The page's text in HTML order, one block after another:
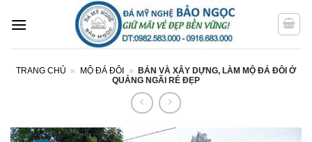
qua
TRANG CHỦ » MỘ ĐÁ ĐÔI »
BÁN VÀ XÂY DỰNG, LÀM MỘ ĐÁ ĐÔI Ở
QUẢNG NGÃI RẺ ĐẸP